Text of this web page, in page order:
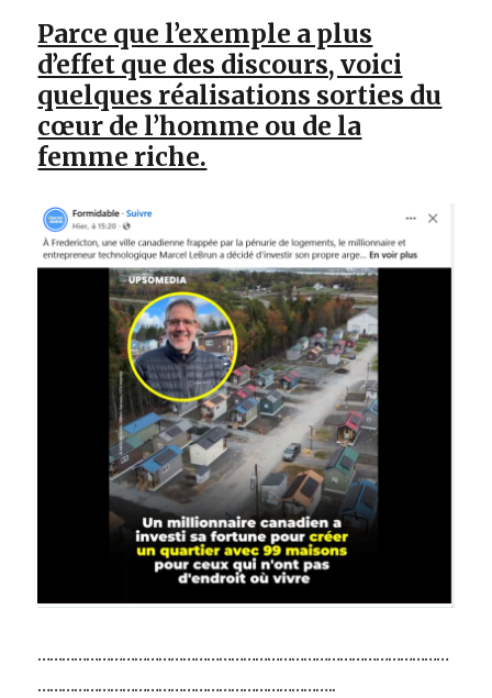
Parce que l’exemple a plus
d’effet que des discours, voici
quelques réalisations sorties du
cœur de l’homme ou de la
femme riche.
…………………………………………………………………………………………
………………………………………………………………..